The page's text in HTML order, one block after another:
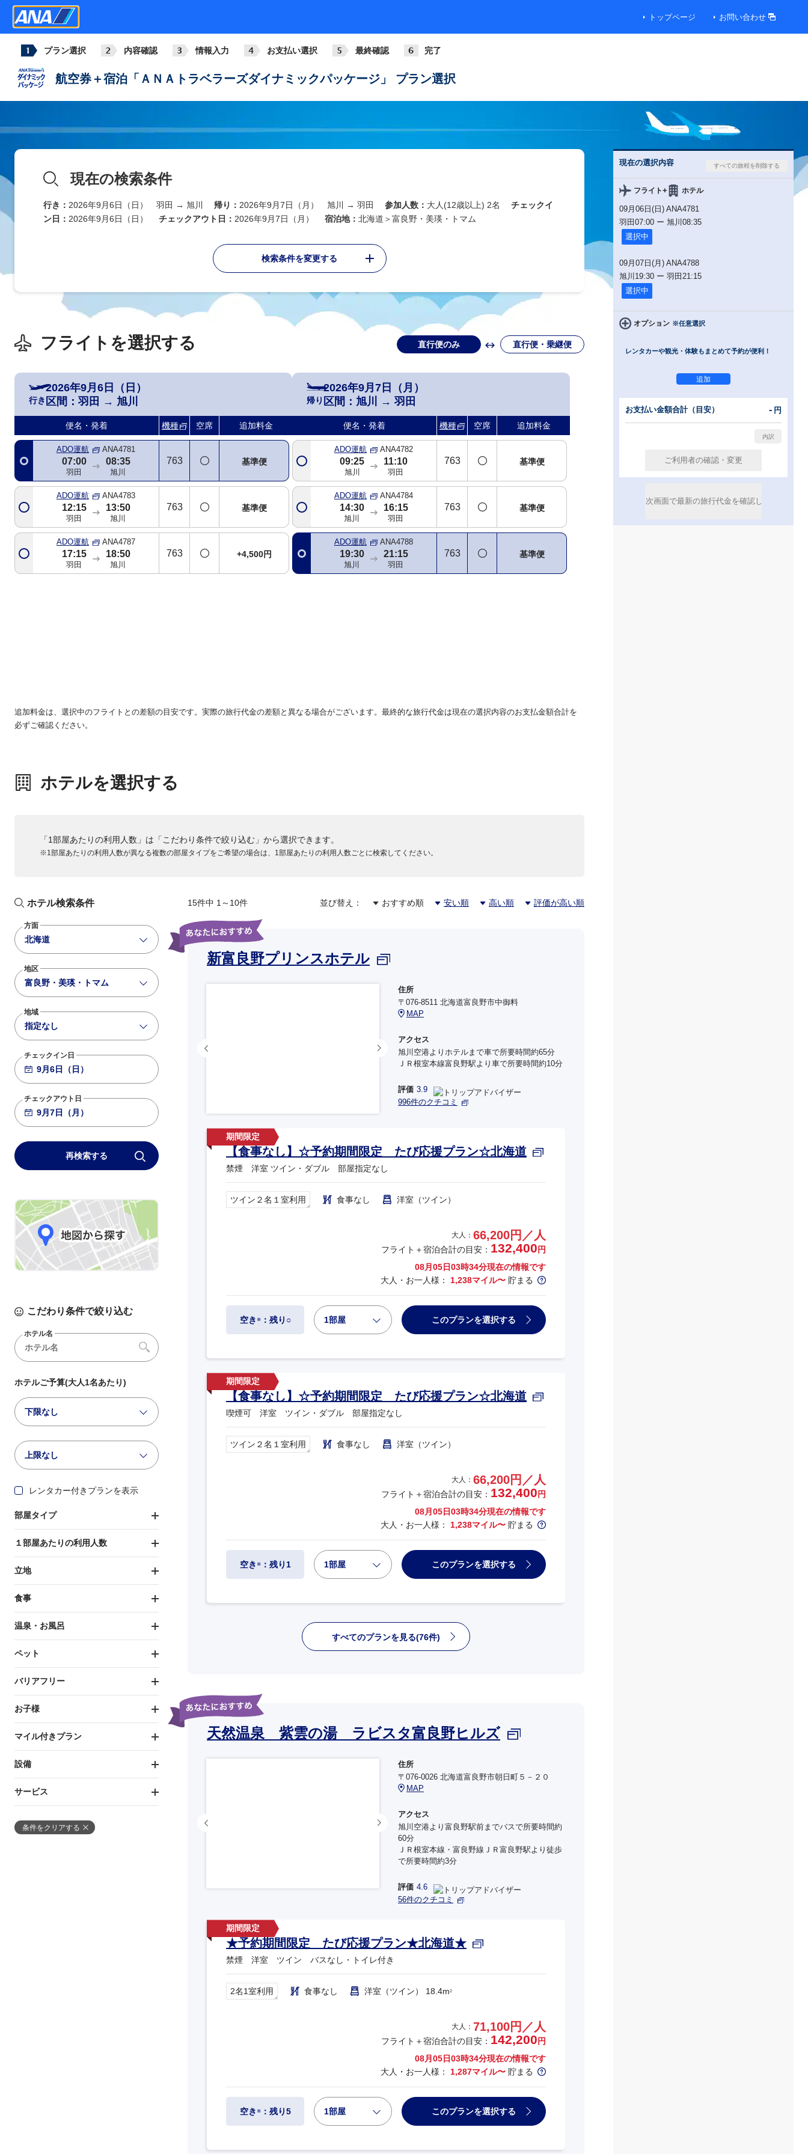
トップページ お問い合わせ
プラン選択 内容確認 情報入力 お支払い選択 最終確認 完了
航空券＋宿泊「ＡＮＡトラベラーズダイナミックパッケージ」 プラン選択
現在の検索条件
行き： 2026年9月6日（日） 羽田 → 旭川 帰り： 2026年9月7日（月） 旭川 → 羽田 参加人数： 大人(12歳以上) 2名
チェックイ
ン日： 2026年9月6日（日） チェックアウト日： 2026年9月7日（月） 宿泊地： 北海道＞富良野・美瑛・トマム
検索条件を変更する
フライトを選択する 直行便のみ 直行便・乗継便
行き
2026年9月6日（日）
区間： 羽田 → 旭川
便名・発着 機種 空席 追加料金
ADO運航 ANA4781
07:00
羽田
08:35
旭川
763 基準便
ADO運航 ANA4783
12:15
羽田
13:50
旭川
763 基準便
ADO運航 ANA4787
17:15
羽田
18:50
旭川
763 +4,500円
帰り
2026年9月7日（月）
区間： 旭川 → 羽田
便名・発着 機種 空席 追加料金
ADO運航 ANA4782
09:25
旭川
11:10
羽田
763 基準便
ADO運航 ANA4784
14:30
旭川
16:15
羽田
763 基準便
ADO運航 ANA4788
19:30
旭川
21:15
羽田
763 基準便
追加料金は、選択中のフライトとの差額の目安です。実際の旅行代金の差額と異なる場合がございます。最終的な旅行代金は現在の選択内容のお支払金額合計を
必ずご確認ください。
ホテルを選択する
「1部屋あたりの利用人数」は「こだわり条件で絞り込む」から選択できます。
※1部屋あたりの利用人数が異なる複数の部屋タイプをご希望の場合は、1部屋あたりの利用人数ごとに検索してください。
ホテル検索条件
方面
北海道
地区
富良野・美瑛・トマム
地域
指定なし
チェックイン日
チェックアウト日
再検索する
こだわり条件で絞り込む
ホテル名
ホテルご予算(大人1名あたり)
下限なし
上限なし
レンタカー付きプランを表示
部屋タイプ
１部屋あたりの利用人数
立地
食事
温泉・お風呂
ペット
バリアフリー
お子様
マイル付きプラン
設備
サービス
条件をクリアする
15件中 1～10件 並び替え： おすすめ順 安い順 高い順 評価が高い順
新富良野プリンスホテル
住所
〒076-8511 北海道富良野市中御料
MAP
アクセス
旭川空港よりホテルまで車で所要時間約65分
ＪＲ根室本線富良野駅より車で所要時間約10分
評価 3.9
996件のクチコミ
【食事なし】☆予約期間限定 たび応援プラン☆北海道
禁煙 洋室 ツイン・ダブル 部屋指定なし
ツイン２名１室利用 食事なし 洋室（ツイン）
大人： 66,200円／人
フライト＋宿泊合計の目安： 132,400 円
08月05日03時34分現在の情報です
大人・お一人様： 1,238マイル〜 貯まる
空き ※：残り○ 1部屋 このプランを選択する
【食事なし】☆予約期間限定 たび応援プラン☆北海道
喫煙可 洋室 ツイン・ダブル 部屋指定なし
ツイン２名１室利用 食事なし 洋室（ツイン）
大人： 66,200円／人
フライト＋宿泊合計の目安： 132,400 円
08月05日03時34分現在の情報です
大人・お一人様： 1,238マイル〜 貯まる
空き ※：残り1 1部屋 このプランを選択する
すべてのプランを見る(76件)
天然温泉 紫雲の湯 ラビスタ富良野ヒルズ
住所
〒076-0026 北海道富良野市朝日町５－２０
MAP
アクセス
旭川空港より富良野駅前までバスで所要時間約
60分
ＪＲ根室本線・富良野線ＪＲ富良野駅より徒歩
で所要時間約3分
評価 4.6
56件のクチコミ
★予約期間限定 たび応援プラン★北海道★
禁煙 洋室 ツイン バスなし・トイレ付き
2名1室利用 食事なし 洋室（ツイン） 18.4m2
大人： 71,100円／人
フライト＋宿泊合計の目安： 142,200 円
08月05日03時34分現在の情報です
大人・お一人様： 1,287マイル〜 貯まる
空き ※：残り5 1部屋 このプランを選択する
現在の選択内容
フライト+ ホテル
09月06日(日) ANA4781
羽田 07:00 ー 旭川 08:35
選択中
09月07日(月) ANA4788
旭川 19:30 ー 羽田 21:15
選択中
オプション ※任意選択
レンタカーや観光・体験もまとめて予約が便利！
お支払い金額合計（目安） - 円